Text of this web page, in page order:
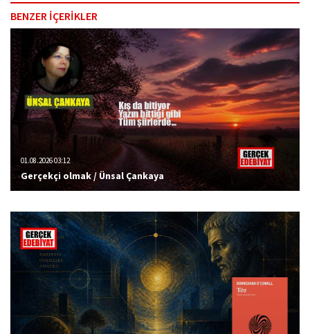
BENZER İÇERİKLER
01.08.2026 03:12
Gerçekçi olmak / Ünsal Çankaya